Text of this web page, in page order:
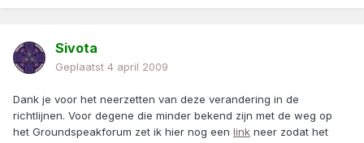
Sivota
Geplaatst 4 april 2009
Dank je voor het neerzetten van deze verandering in de
richtlijnen. Voor degene die minder bekend zijn met de weg op
het Groundspeakforum zet ik hier nog een link neer zodat het